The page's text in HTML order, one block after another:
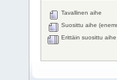
Tavallinen aihe
Suosittu aihe
Erittäin suosittu